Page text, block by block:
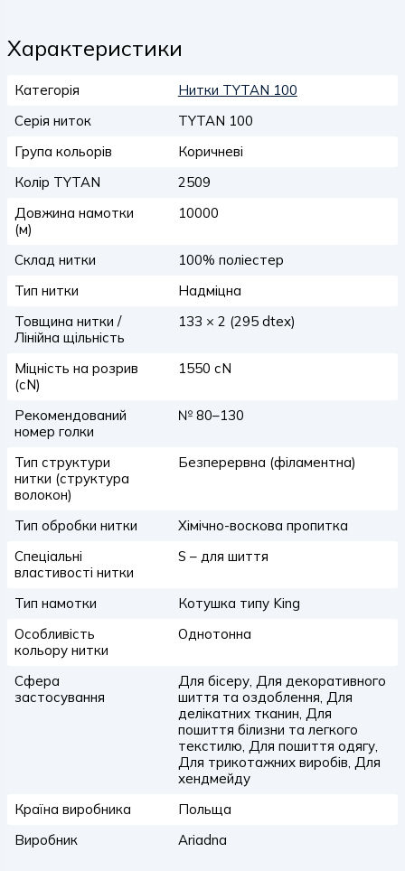
Характеристики
Категорія
Нитки TYTAN 100
Серія ниток
TYTAN 100
Група кольорів
Коричневі
Колір TYTAN
2509
Довжина намотки
(м)
10000
Склад нитки
100% поліестер
Тип нитки
Надміцна
Товщина нитки /
Лінійна щільність
133 × 2 (295 dtex)
Міцність на розрив
(сN)
1550 сN
Рекомендований
номер голки
№ 80–130
Тип структури
нитки (структура
волокон)
Безперервна (філаментна)
Тип обробки нитки
Хімічно-воскова пропитка
Спеціальні
властивості нитки
S – для шиття
Тип намотки
Котушка типу King
Особливість
кольору нитки
Однотонна
Сфера
застосування
Для бісеру, Для декоративного
шиття та оздоблення, Для
делікатних тканин, Для
пошиття білизни та легкого
текстилю, Для пошиття одягу,
Для трикотажних виробів, Для
хендмейду
Країна виробника
Польща
Виробник
Ariadna